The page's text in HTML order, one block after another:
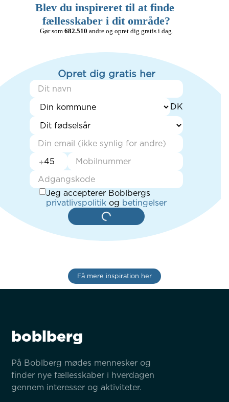
Blev du inspireret til at finde
fællesskaber i dit område?
Gør som 682.510 andre og opret dig gratis i dag.
Opret dig gratis her
+
Jeg accepterer Boblbergs
privatlivspolitik og betingelser
Få mere inspiration her
boblberg
På Boblberg mødes mennesker og
finder nye fællesskaber i hverdagen
gennem interesser og aktiviteter.